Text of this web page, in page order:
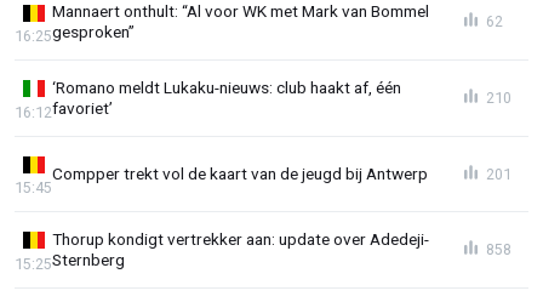
Mannaert onthult: “Al voor WK met Mark van Bommel
gesproken”
16:25
62
‘Romano meldt Lukaku-nieuws: club haakt af, één
favoriet’
16:12
210
Compper trekt vol de kaart van de jeugd bij Antwerp
15:45
201
Thorup kondigt vertrekker aan: update over Adedeji-
Sternberg
15:25
858